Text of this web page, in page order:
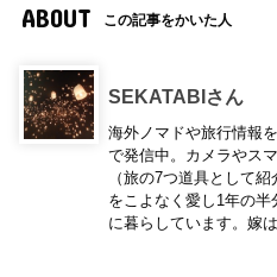
ABOUT この記事をかいた人
SEKATABIさん
海外ノマドや旅行情報
で発信中。カメラやス
（旅の7つ道具として
をこよなく愛し1年の
に暮らしています。嫁は